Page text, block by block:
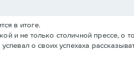
в итоге.
и не только столичной прессе, о
о своих успехаха